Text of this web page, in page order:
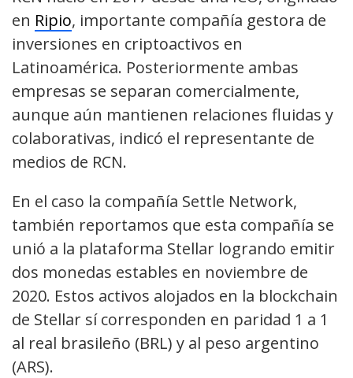
en Ripio, importante compañía gestora de
inversiones en criptoactivos en
Latinoamérica. Posteriormente ambas
empresas se separan comercialmente,
aunque aún mantienen relaciones fluidas y
colaborativas, indicó el representante de
medios de RCN.
En el caso la compañía Settle Network,
también reportamos que esta compañía se
unió a la plataforma Stellar logrando emitir
dos monedas estables en noviembre de
2020. Estos activos alojados en la blockchain
de Stellar sí corresponden en paridad 1 a 1
al real brasileño (BRL) y al peso argentino
(ARS).